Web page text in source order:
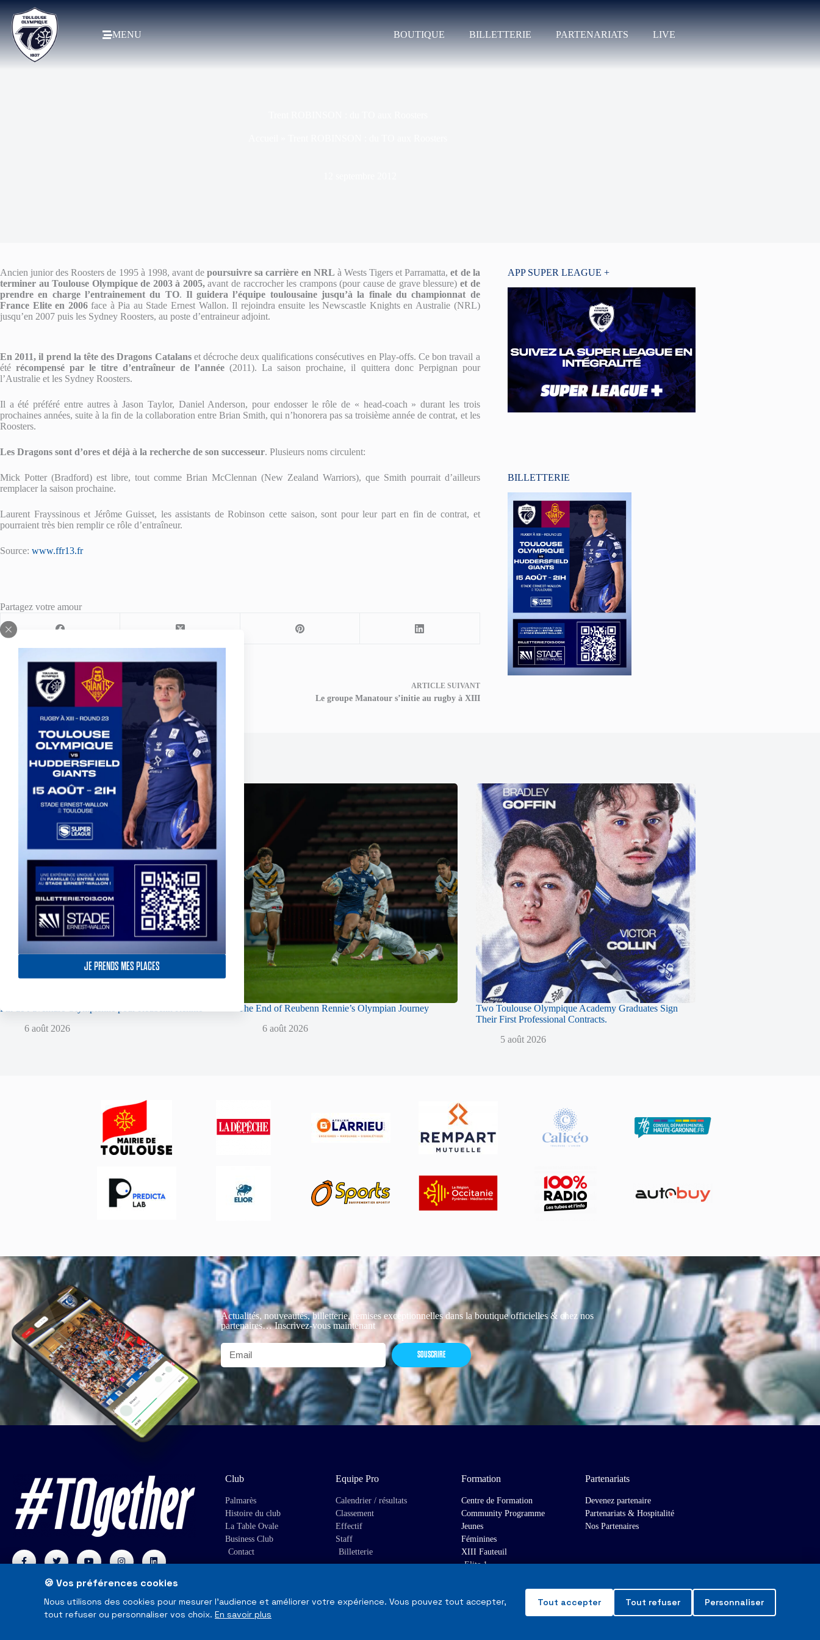
JE PRENDS MES PLACES
MENU BOUTIQUE BILLETTERIE PARTENARIATS LIVE
Ancien junior des Roosters de 1995 à 1998, avant depoursuivre sa carrière en NRL à Wests Tigers et Parramatta,et de la
terminer au Toulouse Olympique de 2003 à 2005,avant de raccrocher les crampons (pour cause de grave blessure) et de
prendre en charge l’entrainement du TO. Il guidera l’équipe toulousaine jusqu’à la finale du championnat de
France Elite en 2006face à Pia au Stade Ernest Wallon. Il rejoindra ensuite les Newscastle Knights en Australie (NRL)
jusqu’en 2007 puis les Sydney Roosters, au poste d’entraineur adjoint.
En 2011, il prend la tête des Dragons Catalanset décroche deux qualifications consécutives en Play-offs. Ce bon travail a
étérécompensé par le titre d’entraîneur de l’année(2011). La saison prochaine, il quittera donc Perpignan pour
l’Australie et les Sydney Roosters.
Il a été préféré entre autres à Jason Taylor, Daniel Anderson, pour endosser le rôle de « head-coach » durant les trois
prochaines années, suite à la fin de la collaboration entre Brian Smith, qui n’honorera pas sa troisième année de contrat, et les
Roosters.
Les Dragons sont d’ores et déjà à la recherche de son successeur. Plusieurs noms circulent:
Mick Potter (Bradford) est libre, tout comme Brian McClennan (New Zealand Warriors), que Smith pourrait d’ailleurs
remplacer la saison prochaine.
Laurent Frayssinous et Jérôme Guisset, les assistants de Robinson cette saison, sont pour leur part en fin de contrat, et
pourraient très bien remplir ce rôle d’entraîneur.
Source: www.ffr13.fr
Partagez votre amour
PRÉCÉDENT
News d’Angleterre par Cliff SPRACKLEN - Super League
ARTICLESUIVANT
Le groupe Manatour s’initie au rugby à XIII
APP SUPER LEAGUE +
BILLETTERIE
Publications similaires
Fin de l’aventure Olympienne pour Reubenn Rennie
6 août 2026
The End of Reubenn Rennie’s Olympian Journey
6 août 2026
Two Toulouse Olympique Academy Graduates Sign
Their First Professional Contracts.
5 août 2026
Actualités, nouveautés, billetterie, remises exceptionnelles dans la boutique officielles & chez nos
partenaires… Inscrivez-vous maintenant
SOUSCRIRE
Club
Palmarès
Histoire du club
La Table Ovale
Business Club
Contact
Equipe Pro
Calendrier / résultats
Classement
Effectif
Staff
Billetterie
Formation
Centre de Formation
Community Programme
Jeunes
Féminines
XIII Fauteuil
Elite 1
Partenariats
Devenez partenaire
Partenariats & Hospitalité
Nos Partenaires
🍪 Vos préférences cookies
Nous utilisons des cookies pour mesurer l'audience et améliorer votre expérience. Vous pouvez tout accepter,
tout refuser ou personnaliser vos choix. En savoir plus
Tout accepter Tout refuser Personnaliser